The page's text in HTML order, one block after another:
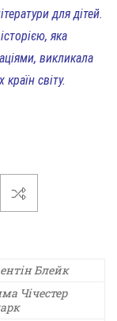
для дітей.
яка
викликала
світу.
Блейк
Чічестер